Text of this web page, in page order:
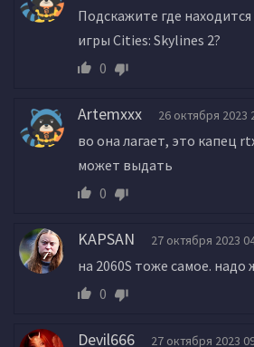
Подскажите где находится
игры Cities: Skylines 2?
0
Artemxxx 26 октября 2023
во она лагает, это капец
может выдать
0
KAPSAN 27 октября 2023
на 2060S тоже самое.
0
Devil666 27 октября 2023